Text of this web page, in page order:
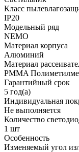
Класс
IP20
Модельный ряд
NEMO
Материал корпуса
Алюминий
Материал
PMMA
Гарантийный срок
5 год(а)
Индивидуальная
Не выполняется
Количество
1 шт
Особенность
Изменяемый угол